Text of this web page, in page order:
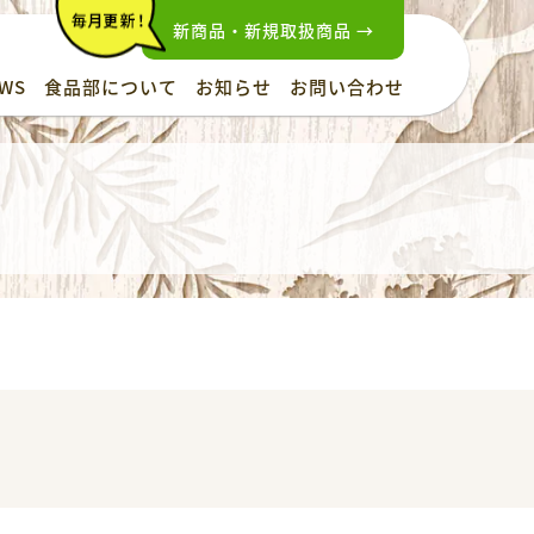
食品部について お知らせ お問い合わせ
新商品・新規取扱商品 →